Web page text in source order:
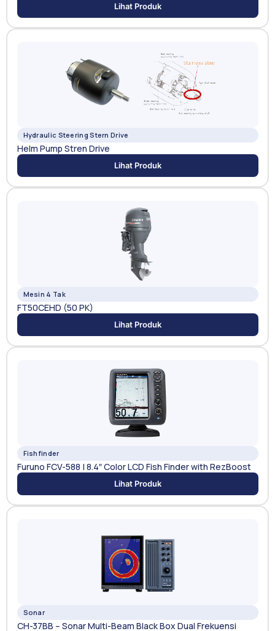
Lihat Produk
Hydraulic Steering Stern Drive
Helm Pump Stren Drive
Lihat Produk
Mesin 4 Tak
FT50CEHD (50 PK)
Lihat Produk
Fishfinder
Furuno FCV-588 | 8.4″ Color LCD Fish Finder with RezBoost
Lihat Produk
Sonar
CH-37BB – Sonar Multi-Beam Black Box Dual Frekuensi